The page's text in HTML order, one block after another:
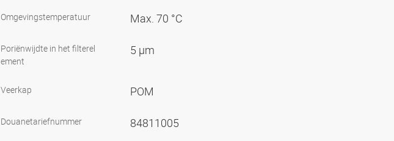
Omgevingstemperatuur Max. 70 °C
Poriënwijdte in het filterel
ement
5 µm
Veerkap POM
Douanetariefnummer 84811005